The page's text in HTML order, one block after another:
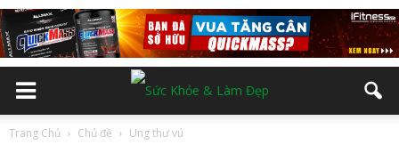
Trang Chủ Chủ đề Ung thư vú